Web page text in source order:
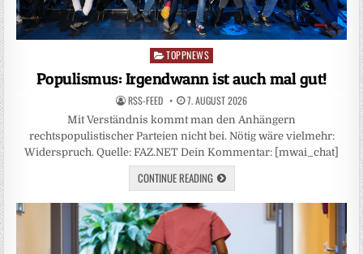
Posted
TOPPNEWS
Populismus: Irgendwann ist auch mal gut!
RSS-FEED 7. AUGUST 2026
Mit Verständnis kommt man den Anhängern
rechtspopulistischer Parteien nicht bei. Nötig wäre vielmehr:
Widerspruch. Quelle: FAZ.NET Dein Kommentar: [mwai_chat]
CONTINUE READING